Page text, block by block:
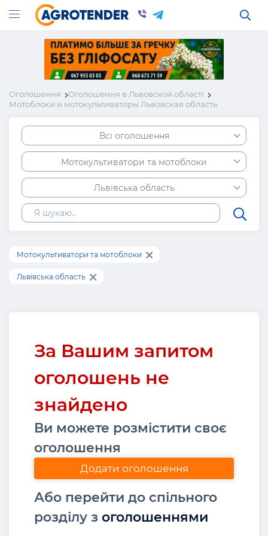
Оголошення
Оголошення в Львовской області
Мотоблоки и мотокультиваторы Львовская область
Всі оголошення
Мотокультиватори та мотоблоки
Львівська область
Мотокультиватори та мотоблоки
Львівська область
За Вашим запитом
оголошень не
знайдено
Ви можете розмістити своє
оголошення
Додати оголошення
Або перейти до спільного
розділу з оголошеннями